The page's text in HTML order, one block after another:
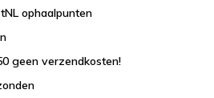
ophaalpunten
geen verzendkosten!